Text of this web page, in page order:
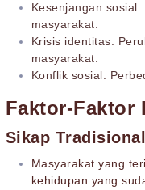
Kesenjangan
masyarakat.
Krisis identitas:
masyarakat.
Konflik sosial:
Faktor-Faktor
Sikap
Masyarakat yang
kehidupan yang